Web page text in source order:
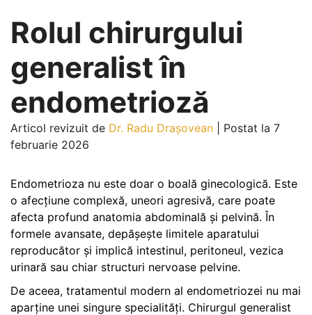
Rolul chirurgului
generalist în
endometrioză
Articol revizuit de Dr. Radu Drașovean
Postat la 7
februarie 2026
Endometrioza nu este doar o boală ginecologică. Este
o afecțiune complexă, uneori agresivă, care poate
afecta profund anatomia abdominală și pelvină. În
formele avansate, depășește limitele aparatului
reproducător și implică intestinul, peritoneul, vezica
urinară sau chiar structuri nervoase pelvine.
De aceea, tratamentul modern al endometriozei nu mai
aparține unei singure specialități. Chirurgul generalist